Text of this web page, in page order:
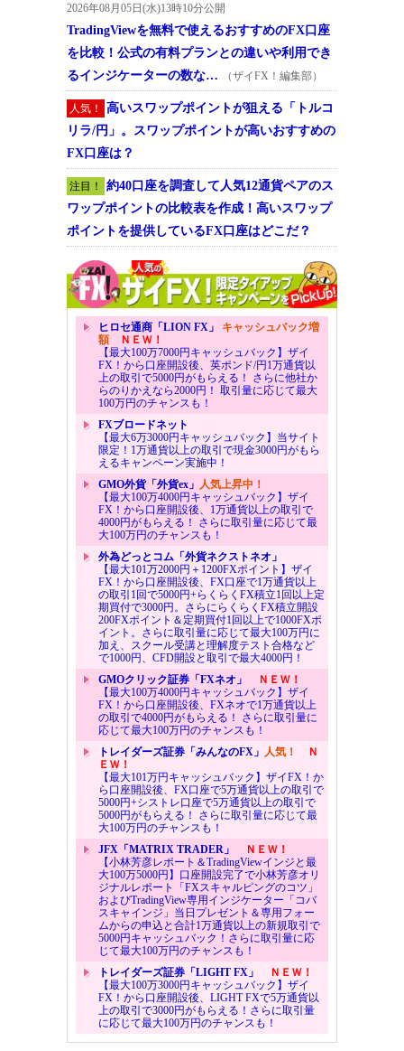
2026年08月05日(水)13時10分公開
TradingViewを無料で使えるおすすめのFX口座
を比較！公式の有料プランとの違いや利用でき
るインジケーターの数な…
（ザイFX！編集部）
人気！
高いスワップポイントが狙える「トルコ
リラ/円」。スワップポイントが高いおすすめの
FX口座は？
注目！
約40口座を調査して人気12通貨ペアのス
ワップポイントの比較表を作成！高いスワップ
ポイントを提供しているFX口座はどこだ？
ヒロセ通商「LION FX」 キャッシュバック増
額ＮＥＷ！
【最大100万7000円キャッシュバック】ザイ
FX！から口座開設後、英ポンド/円1万通貨以
上の取引で5000円がもらえる！ さらに他社か
らのりかえなら2000円！ 取引量に応じて最大
100万円のチャンスも！
FXブロードネット
【最大6万3000円キャッシュバック】当サイト
限定！1万通貨以上の取引で現金3000円がもら
えるキャンペーン実施中！
GMO外貨「外貨ex」 人気上昇中！
【最大100万4000円キャッシュバック】ザイ
FX！から口座開設後、1万通貨以上の取引で
4000円がもらえる！ さらに取引量に応じて最
大100万円のチャンスも！
外為どっとコム「外貨ネクストネオ」
【最大101万2000円＋1200FXポイント】ザイ
FX！から口座開設後、FX口座で1万通貨以上
の取引1回で5000円+らくらくFX積立1回以上定
期買付で3000円。さらにらくらくFX積立開設
200FXポイント＆定期買付1回以上で1000FXポ
イント。さらに取引量に応じて最大100万円に
加え、スクール受講と理解度テスト合格など
で1000円、CFD開設と取引で最大4000円！
GMOクリック証券「FXネオ」
ＮＥＷ！
【最大100万4000円キャッシュバック】ザイ
FX！から口座開設後、FXネオで1万通貨以上
の取引で4000円がもらえる！ さらに取引量に
応じて最大100万円のチャンスも！
トレイダーズ証券「みんなのFX」 人気！
Ｎ
ＥＷ！
【最大101万円キャッシュバック】ザイFX！か
ら口座開設後、FX口座で5万通貨以上の取引で
5000円+シストレ口座で5万通貨以上の取引で
5000円がもらえる！ さらに取引量に応じて最
大100万円のチャンスも！
JFX「MATRIX TRADER」
ＮＥＷ！
【小林芳彦レポート＆TradingViewインジと最
大100万5000円】口座開設完了で小林芳彦オリ
ジナルレポート「FXスキャルピングのコツ」
およびTradingView専用インジケーター「コバ
スキャインジ」当日プレゼント＆専用フォー
ムからの申込と合計1万通貨以上の新規取引で
5000円キャッシュバック！さらに取引量に応
じて最大100万円のチャンスも！
トレイダーズ証券「LIGHT FX」
ＮＥＷ！
【最大100万3000円キャッシュバック】ザイ
FX！から口座開設後、LIGHT FXで5万通貨以
上の取引で3000円がもらえる！さらに取引量
に応じて最大100万円のチャンスも！